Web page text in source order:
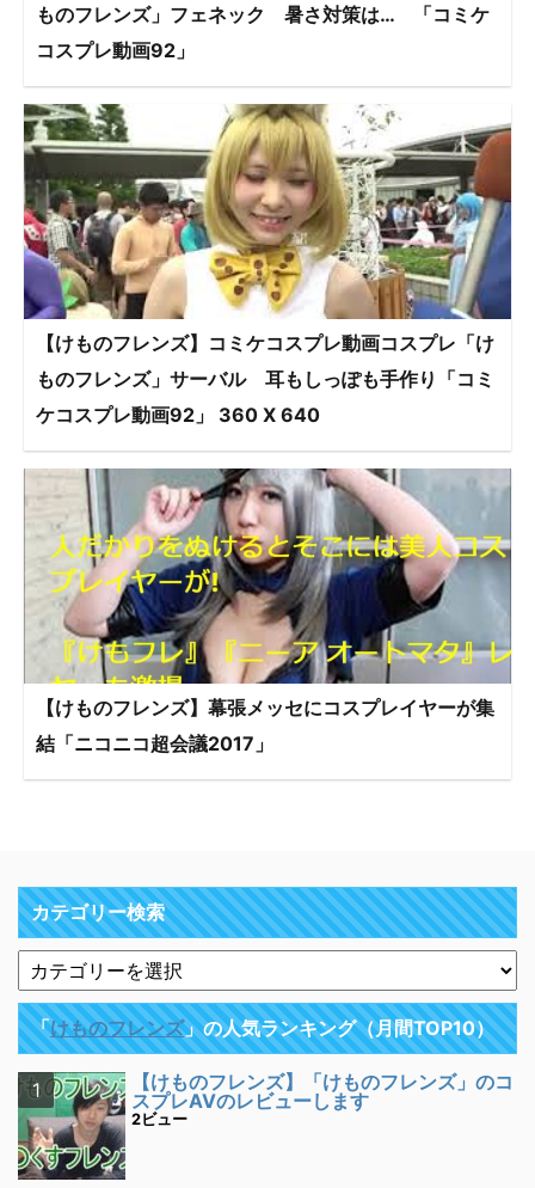
ものフレンズ」フェネック 暑さ対策は… 「コミケ
コスプレ動画92」
【けものフレンズ】コミケコスプレ動画コスプレ「け
ものフレンズ」サーバル 耳もしっぽも手作り「コミ
ケコスプレ動画92」 360 X 640
【けものフレンズ】幕張メッセにコスプレイヤーが集
結「ニコニコ超会議2017」
カテゴリー検索
「けものフレンズ」の人気ランキング（月間TOP10）
【けものフレンズ】「けものフレンズ」のコ
スプレAVのレビューします
2ビュー